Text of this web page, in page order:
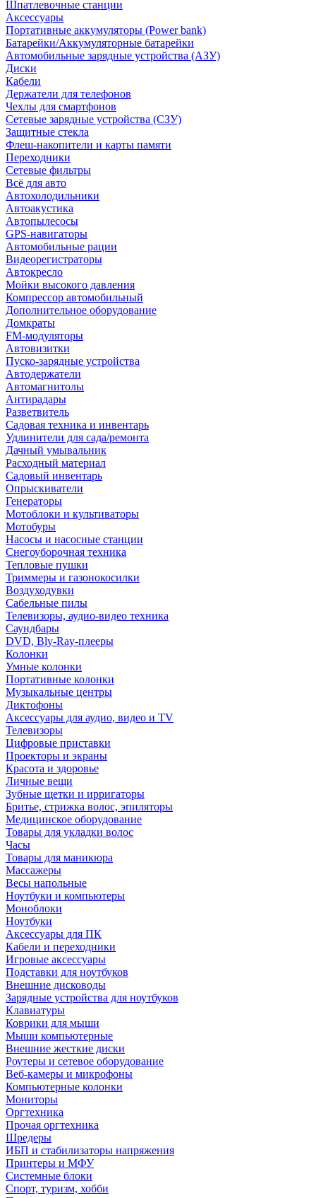
Шпатлевочные станции
Аксессуары
Портативные аккумуляторы (Power bank)
Батарейки/Аккумуляторные батарейки
Автомобильные зарядные устройства (АЗУ)
Диски
Кабели
Держатели для телефонов
Чехлы для смартфонов
Сетевые зарядные устройства (СЗУ)
Защитные стекла
Флеш-накопители и карты памяти
Переходники
Сетевые фильтры
Всё для авто
Автохолодильники
Автоакустика
Автопылесосы
GPS-навигаторы
Автомобильные рации
Видеорегистраторы
Автокресло
Мойки высокого давления
Компрессор автомобильный
Дополнительное оборудование
Домкраты
FM-модуляторы
Автовизитки
Пуско-зарядные устройства
Автодержатели
Автомагнитолы
Антирадары
Разветвитель
Садовая техника и инвентарь
Удлинители для сада/ремонта
Дачный умывальник
Расходный материал
Садовый инвентарь
Опрыскиватели
Генераторы
Мотоблоки и культиваторы
Мотобуры
Насосы и насосные станции
Снегоуборочная техника
Тепловые пушки
Триммеры и газонокосилки
Воздуходувки
Сабельные пилы
Телевизоры, аудио-видео техника
Саундбары
DVD, Bly-Ray-плееры
Колонки
Умные колонки
Портативные колонки
Музыкальные центры
Диктофоны
Аксессуары для аудио, видео и TV
Телевизоры
Цифровые приставки
Проекторы и экраны
Красота и здоровье
Личные вещи
Зубные щетки и ирригаторы
Бритье, стрижка волос, эпиляторы
Медицинское оборудование
Товары для укладки волос
Часы
Товары для маникюра
Массажеры
Весы напольные
Ноутбуки и компьютеры
Моноблоки
Ноутбуки
Аксессуары для ПК
Кабели и переходники
Игровые аксессуары
Подставки для ноутбуков
Внешние дисководы
Зарядные устройства для ноутбуков
Клавиатуры
Коврики для мыши
Мыши компьютерные
Внешние жесткие диски
Роутеры и сетевое оборудование
Веб-камеры и микрофоны
Компьютерные колонки
Мониторы
Оргтехника
Прочая оргтехника
Шредеры
ИБП и стабилизаторы напряжения
Принтеры и МФУ
Системные блоки
Спорт, туризм, хобби